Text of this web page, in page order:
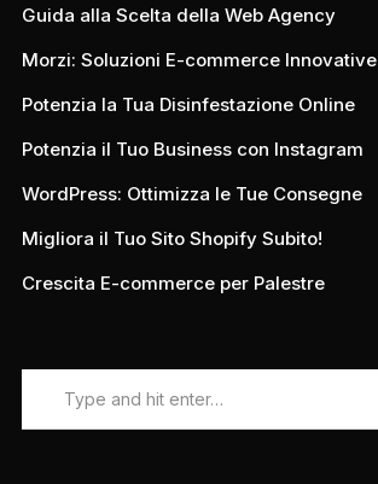
Guida alla Scelta della Web Agency
Morzi: Soluzioni E-commerce Innovative
Potenzia la Tua Disinfestazione Online
Potenzia il Tuo Business con Instagram
WordPress: Ottimizza le Tue Consegne
Migliora il Tuo Sito Shopify Subito!
Crescita E-commerce per Palestre